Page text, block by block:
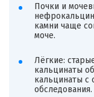
Почки и
камни чаще
моче.
Лёгкие:
кальцинаты
кальцинаты с
обследования.